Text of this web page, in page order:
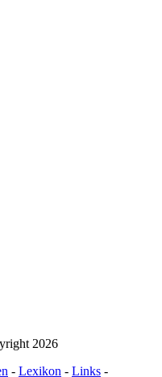
2026
- Lexikon - Links -